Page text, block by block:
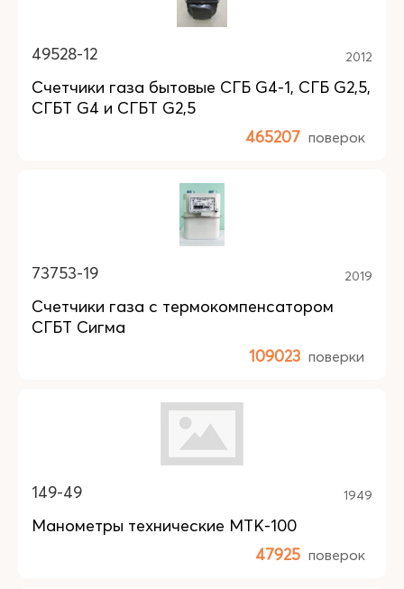
49528-12 2012
Счетчики газа бытовые СГБ G4-1, СГБ G2,5,
СГБТ G4 и СГБТ G2,5
465207 поверок
73753-19 2019
Счетчики газа с термокомпенсатором
СГБТ Сигма
109023 поверки
149-49 1949
Манометры технические МТК-100
47925 поверок